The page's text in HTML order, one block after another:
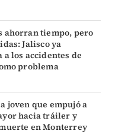
ahorran tiempo, pero
Jalisco ya
a los accidentes de
problema
joven que empujó a
hacia tráiler y
en Monterrey